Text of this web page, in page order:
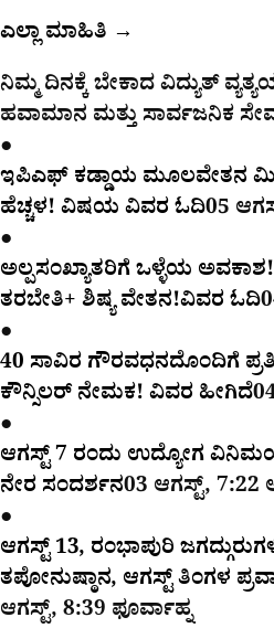
ಎಲ್ಲಾ ಮಾಹಿತಿ →
ನಿಮ್ಮ ದಿನಕ್ಕೆ ಬೇಕಾದ ವಿದ್ಯುತ್
ಹವಾಮಾನ ಮತ್ತು ಸಾರ್ವಜನಿಕ
●
ಇಪಿಎಫ್ ಕಡ್ಡಾಯ ಮೂಲವೇತನ
ಹೆಚ್ಚಳ! ವಿಷಯ ವಿವರ ಓದಿ05
●
ಅಲ್ಪಸಂಖ್ಯಾತರಿಗೆ ಒಳ್ಳೆಯ ಅವಕಾಶ!
ತರಬೇತಿ+ ಶಿಷ್ಯ ವೇತನ!ವಿವರ ಓದಿ
●
40 ಸಾವಿರ ಗೌರವಧನದೊಂದಿಗೆ ಪ್ರತಿ
ಕೌನ್ಸಿಲರ್ ನೇಮಕ! ವಿವರ ಹೀಗಿದೆ
●
ಆಗಸ್ಟ್ 7 ರಂದು ಉದ್ಯೋಗ
ನೇರ ಸಂದರ್ಶನ03 ಆಗಸ್ಟ್, 7:22
●
ಆಗಸ್ಟ್ 13, ರಂಭಾಪುರಿ
ತಪೋನುಷ್ಠಾನ, ಆಗಸ್ಟ್ ತಿಂಗಳ
ಆಗಸ್ಟ್, 8:39 ಫೂರ್ವಾಹ್ನ